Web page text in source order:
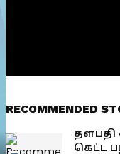
RECOMMENDED
தளபதி
கெட்ட